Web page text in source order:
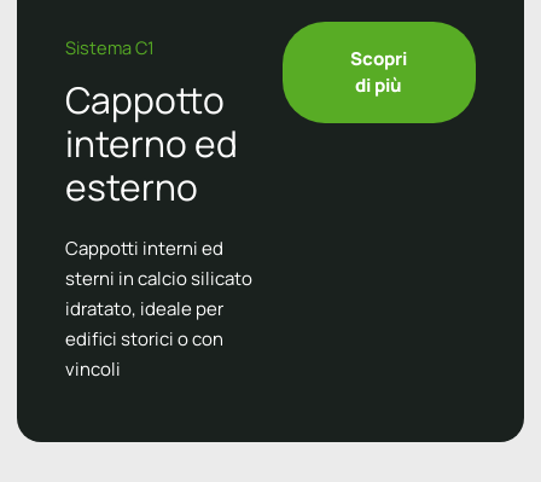
Sistema C1
Cappotto
interno ed
esterno
Cappotti interni ed
sterni in calcio silicato
idratato, ideale per
edifici storici o con
vincoli
Scopri
di più